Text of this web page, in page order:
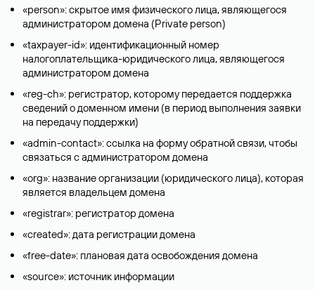
«person»: скрытое имя физического лица, являющегося
администратором домена (Privatе person)
«taxpayer-id»: идентификационный номер
налогоплательщика-юридического лица, являющегося
администратором домена
«reg-ch»: регистратор, которому передается поддержка
сведений о доменном имени (в период выполнения заявки
на передачу поддержки)
«admin-contact»: ссылка на форму обратной связи, чтобы
связаться с администратором домена
«org»: название организации (юридического лица), которая
является владельцем домена
«registrar»: регистратор домена
«created»: дата регистрации домена
«free-date»: плановая дата освобождения домена
«source»: источник информации